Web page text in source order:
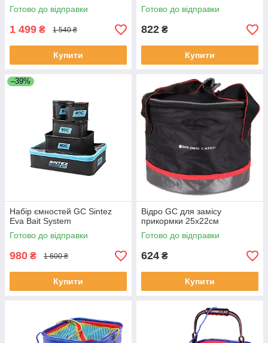
Готово до відправки
1 499 ₴ 1 540 ₴
Купити
Готово до відправки
822 ₴
Купити
–39%
Набір ємностей GC Sintez
Eva Bait System
Готово до відправки
980 ₴ 1 600 ₴
Купити
Відро GC для замісу
прикормки 25x22см
Готово до відправки
624 ₴
Купити